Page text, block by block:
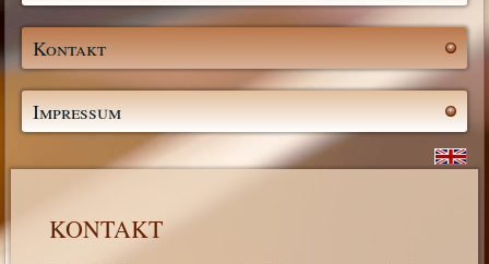
Kontakt
Impressum
KONTAKT